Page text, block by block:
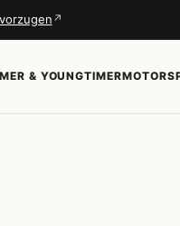
↗
& YOUNGTIMER